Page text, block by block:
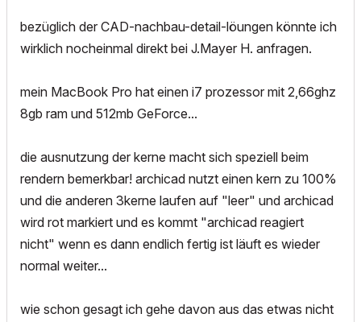
bezüglich der CAD-nachbau-detail-löungen könnte ich
wirklich nocheinmal direkt bei J.Mayer H. anfragen.
mein MacBook Pro hat einen i7 prozessor mit 2,66ghz
8gb ram und 512mb GeForce...
die ausnutzung der kerne macht sich speziell beim
rendern bemerkbar! archicad nutzt einen kern zu 100%
und die anderen 3kerne laufen auf "leer" und archicad
wird rot markiert und es kommt "archicad reagiert
nicht" wenn es dann endlich fertig ist läuft es wieder
normal weiter...
wie schon gesagt ich gehe davon aus das etwas nicht